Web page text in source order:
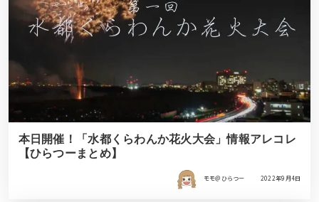
本日開催！「水都くらわんか花火大会」情報アレコレ
【ひらつーまとめ】
モモ＠ひらつー 2022年9月4日